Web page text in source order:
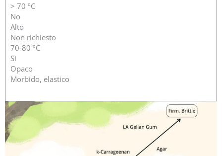
> 70 ºC
No
Alto
Non richiesto
70-80 ºC
Sì
Opaco
Morbido, elastico